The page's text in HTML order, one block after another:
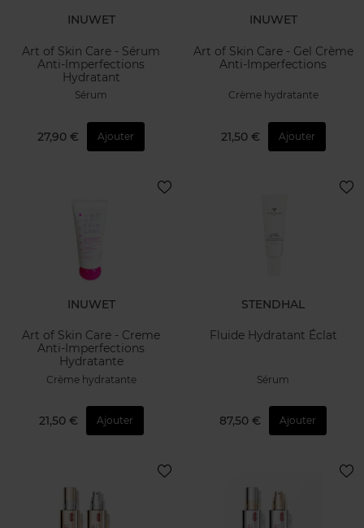
INUWET
Art of Skin Care - Sérum
Anti-Imperfections
Hydratant
Sérum
27,90 € Ajouter
INUWET
Art of Skin Care - Gel Crème
Anti-Imperfections
Crème hydratante
21,50 € Ajouter
INUWET
Art of Skin Care - Creme
Anti-Imperfections
Hydratante
Crème hydratante
21,50 € Ajouter
STENDHAL
Fluide Hydratant Éclat
Sérum
87,50 € Ajouter